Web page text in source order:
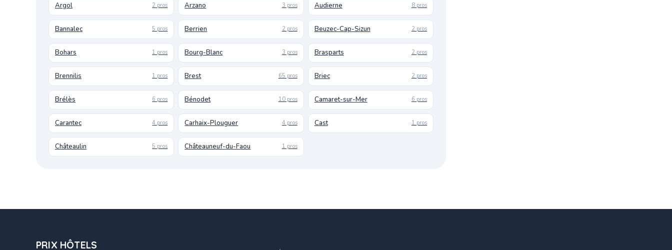
Argol 2 pros Arzano 3 pros Audierne 8 pros
Bannalec 5 pros Berrien 2 pros Beuzec-Cap-Sizun 2 pros
Bohars 1 pros Bourg-Blanc 3 pros Brasparts 2 pros
Brennilis 1 pros Brest 65 pros Briec 2 pros
Brélès 6 pros Bénodet 10 pros Camaret-sur-Mer 6 pros
Carantec 4 pros Carhaix-Plouguer 4 pros Cast 1 pros
Châteaulin 5 pros Châteauneuf-du-Faou 1 pros
PRIX HÔTELS